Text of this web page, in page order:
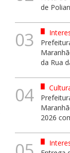
de
03
da Rua
04
2026